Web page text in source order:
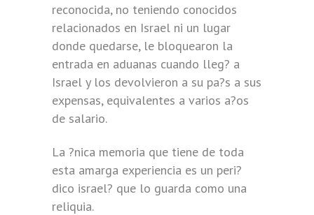
reconocida, no teniendo conocidos
relacionados en Israel ni un lugar
donde quedarse, le bloquearon la
entrada en aduanas cuando lleg? a
Israel y los devolvieron a su pa?s a sus
expensas, equivalentes a varios a?os
de salario.
La ?nica memoria que tiene de toda
esta amarga experiencia es un peri?
dico israel? que lo guarda como una
reliquia.